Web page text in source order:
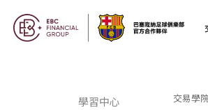
學習中心
交易學